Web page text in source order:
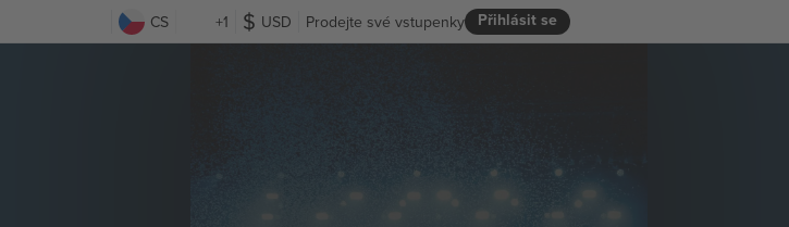
CS +1 USD Přihlásit se
Prodejte své vstupenky